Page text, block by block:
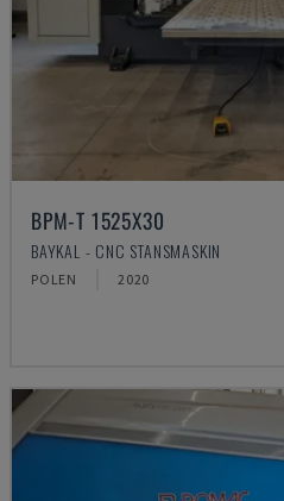
BPM-T 1525X30
BAYKAL - CNC STANSMASKIN
POLEN 2020